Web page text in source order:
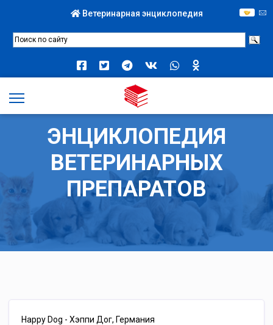
Ветеринарная энциклопедия
ЭНЦИКЛОПЕДИЯ
ВЕТЕРИНАРНЫХ
ПРЕПАРАТОВ
Happy Dog - Хэппи Дог, Германия